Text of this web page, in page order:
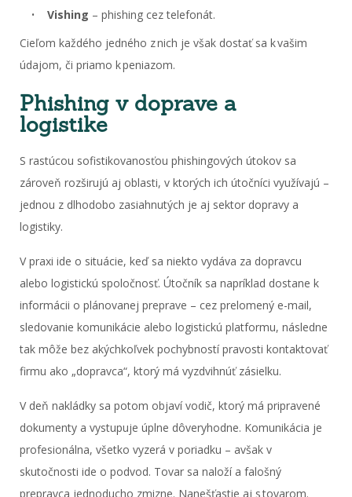
Vishing – phishing cez telefonát.
Cieľom každého jedného z nich je však dostať sa k vašim
údajom, či priamo k peniazom.
Phishing v doprave a
logistike
S rastúcou sofistikovanosťou phishingových útokov sa
zároveň rozširujú aj oblasti, v ktorých ich útočníci využívajú –
jednou z dlhodobo zasiahnutých je aj sektor dopravy a
logistiky.
V praxi ide o situácie, keď sa niekto vydáva za dopravcu
alebo logistickú spoločnosť. Útočník sa napríklad dostane k
informácii o plánovanej preprave – cez prelomený e-mail,
sledovanie komunikácie alebo logistickú platformu, následne
tak môže bez akýchkoľvek pochybností pravosti kontaktovať
firmu ako „dopravca“, ktorý má vyzdvihnúť zásielku.
V deň nakládky sa potom objaví vodič, ktorý má pripravené
dokumenty a vystupuje úplne dôveryhodne. Komunikácia je
profesionálna, všetko vyzerá v poriadku – avšak v
skutočnosti ide o podvod. Tovar sa naloží a falošný
prepravca jednoducho zmizne. Nanešťastie aj s tovarom.